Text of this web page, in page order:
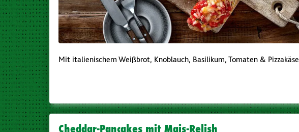
Mit italienischem Weißbrot, Knoblauch, Basilikum, Tomaten & Pizzakäse
Cheddar-Pancakes mit Mais-Relish